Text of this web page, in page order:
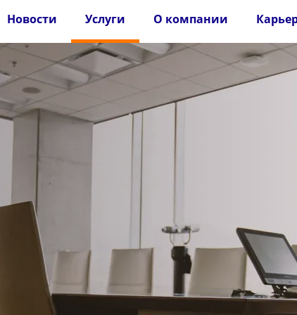
Новости Услуги О компании